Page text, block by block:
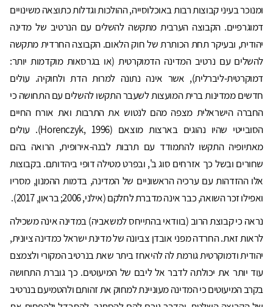
ומנוכר בעיני קבוצות רבות באוכלוסייה, ההולכות וגדלות כתוצאה משינויים
דמוגרפיים. הקבוצה הערבית מתקשה להשלים עם הנרטיב של מדינה
יהודית, ובעיקר תחת הכותרת של חוק הלאום. הקבוצה החרדית מתקשה
להשלים עם נרטיב המדינה הדמוקרטית (או בגרסאות מוקדמות יותר:
דמוקרטית-ליברלית), אשר אינה נתונה למרוּת הדת ולחוקיה. עולים
חדשים ממדינות ברית המועצות לשעבר התקשו להשלים עם התחושה כי
החברה הישראלית מצפה מהם לנטוש את התרבות ואת אורח החיים
הסובייטי שהיו נהוגים בארצות מוצאם (Horenczyk, 1996). עולים
מאתיופיה התקשו להתמודד עם תרבות לבנה-אירופית, הרואה בהם
שחורים ובשל כך אזרחים סוג ב', ובפרט מטילה דופי ביהדותם. בקבוצות
אלו ההזדהות עם ערכיה הראשוניים של המדינה, בדמות ההמנון, מסריו
ואפילו זכר השואה, כבר אינה מדברת לחלקם (אילני, 2006; בראון, 2017).
נראה כי קבוצת הרוב (בוודאי בהתייחס למשאביה) במדינה אינה משכילה
לראות זאת. החרדה מפני אובדן צביונה של מדינת ישראל כמדינה ציונית,
יהודית ודמוקרטית גורמת לה להיאחז ביתר שאת בנרטיב המקורי ולצמצם
עוד יותר את יכולתה לדבר אל ליבם של המיעוטים. כך גוברת התחושה
בקרב המיעוטים כי המדינה מעוניינת למחוק את זהותם ולהטמיעם בנרטיב